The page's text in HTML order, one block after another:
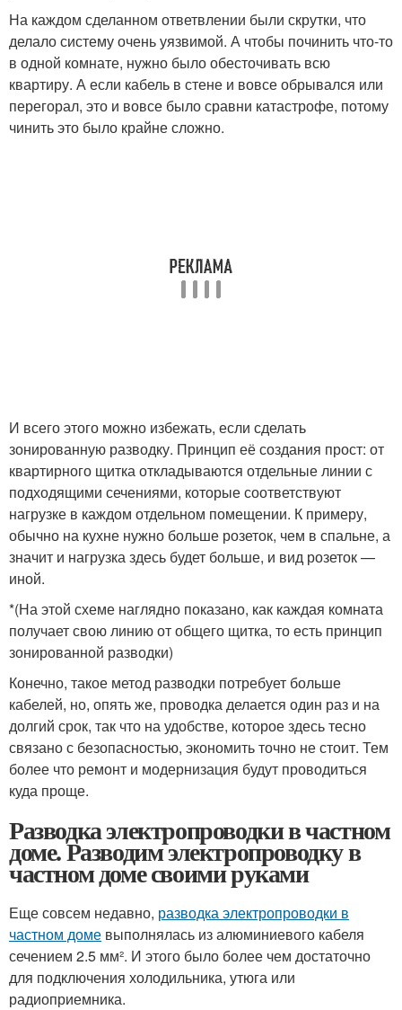
На каждом сделанном ответвлении были скрутки, что
делало систему очень уязвимой. А чтобы починить что-то
в одной комнате, нужно было обесточивать всю
квартиру. А если кабель в стене и вовсе обрывался или
перегорал, это и вовсе было сравни катастрофе, потому
чинить это было крайне сложно.
И всего этого можно избежать, если сделать
зонированную разводку. Принцип её создания прост: от
квартирного щитка откладываются отдельные линии с
подходящими сечениями, которые соответствуют
нагрузке в каждом отдельном помещении. К примеру,
обычно на кухне нужно больше розеток, чем в спальне, а
значит и нагрузка здесь будет больше, и вид розеток —
иной.
*(На этой схеме наглядно показано, как каждая комната
получает свою линию от общего щитка, то есть принцип
зонированной разводки)
Конечно, такое метод разводки потребует больше
кабелей, но, опять же, проводка делается один раз и на
долгий срок, так что на удобстве, которое здесь тесно
связано с безопасностью, экономить точно не стоит. Тем
более что ремонт и модернизация будут проводиться
куда проще.
Разводка электропроводки в частном
доме. Разводим электропроводку в
частном доме своими руками
Еще совсем недавно, разводка электропроводки в
частном доме выполнялась из алюминиевого кабеля
сечением 2.5 мм². И этого было более чем достаточно
для подключения холодильника, утюга или
радиоприемника.